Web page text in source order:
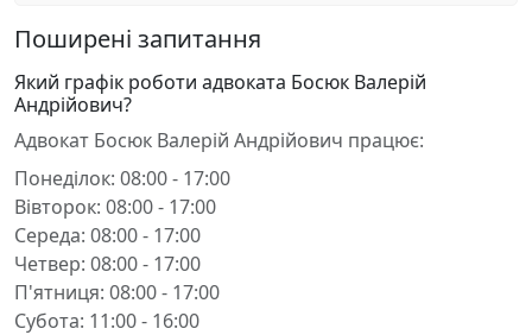
Поширені запитання
Який графік роботи адвоката Босюк Валерій
Андрійович?
Адвокат Босюк Валерій Андрійович працює:
Понеділок: 08:00 - 17:00
Вівторок: 08:00 - 17:00
Середа: 08:00 - 17:00
Четвер: 08:00 - 17:00
П'ятниця: 08:00 - 17:00
Субота: 11:00 - 16:00